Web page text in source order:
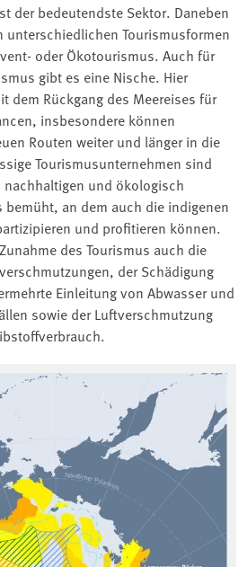
der bedeutendste Sektor. Daneben
unterschiedlichen Tourismusformen
oder Ökotourismus. Auch für
gibt es eine Nische. Hier
dem Rückgang des Meereises für
insbesondere können
Routen weiter und länger in die
Tourismusunternehmen sind
und ökologisch
bemüht, an dem auch die indigenen
und profitieren können.
des Tourismus auch die
der Schädigung
Einleitung von Abwasser und
sowie der Luftverschmutzung